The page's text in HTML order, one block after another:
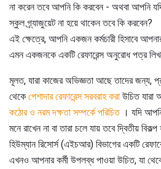
না করেন তবে আপনি কি করবেন - অথবা আপনি
স্কুল গ্র্যাজুয়েট না হয়ে থাকেন তবে কি করবেন?
এই ক্ষেত্রে, আপনি একজন কর্মচারী হিসাবে
এমন একজনকে একটি রেফারেন্স অনুরোধ পত্র
মূলত, যারা কাজের অভিজ্ঞতা আছে তাদের জন্য,
থেকে পেশাদার রেফারেন্স সরবরাহ করা উচিত যারা
কঠোর ও নরম দক্ষতা সম্পর্কে পরিচিত। যদি
মনে রাখেন না বা তারা চলে যায় তবে দ্বিতীয়
হিউম্যান রিসোর্স (এইচআর) বিভাগের একটি
এখনও আপনার কর্মী উপলব্ধ পাওয়া উচিত, যা